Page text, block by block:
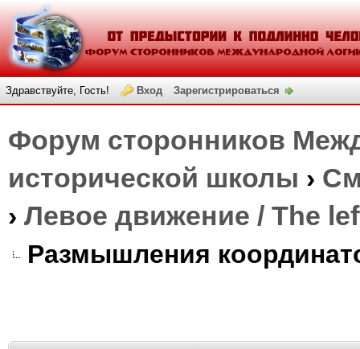
Здравствуйте, Гость! Вход Зарегистрироваться
Форум сторонников
исторической школы ›
› Левое движение / The
Размышления